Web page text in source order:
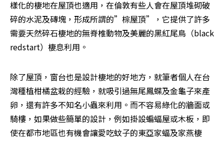
樣化的棲地在屋頂也適用，在倫敦有些人會在屋頂堆砌破
碎的水泥及磚塊，形成所謂的”棕屋頂”，它提供了許多
需要天然碎石棲地的無脊椎動物及美麗的黑紅尾鳥（black
redstart）棲息利用。
除了屋頂，窗台也是設計棲地的好地方，就筆者個人在台
灣種植柑橘盆栽的經驗，就吸引過無尾鳳蝶及金龜子來產
卵，還有許多不知名小蟲來利用。而不容易綠化的牆面或
騎樓，如果做些簡單的設計，例如掛設蝙蝠屋或木板，即
使在都市地區也有機會讓愛吃蚊子的東亞家蝠及家燕棲